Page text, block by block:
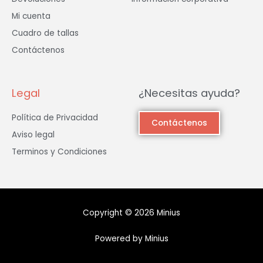
Mi cuenta
Cuadro de tallas
Contáctenos
Legal
Política de Privacidad
Aviso legal
Terminos y Condiciones
¿Necesitas ayuda?
Contáctenos
Copyright © 2026 Minius
Powered by Minius